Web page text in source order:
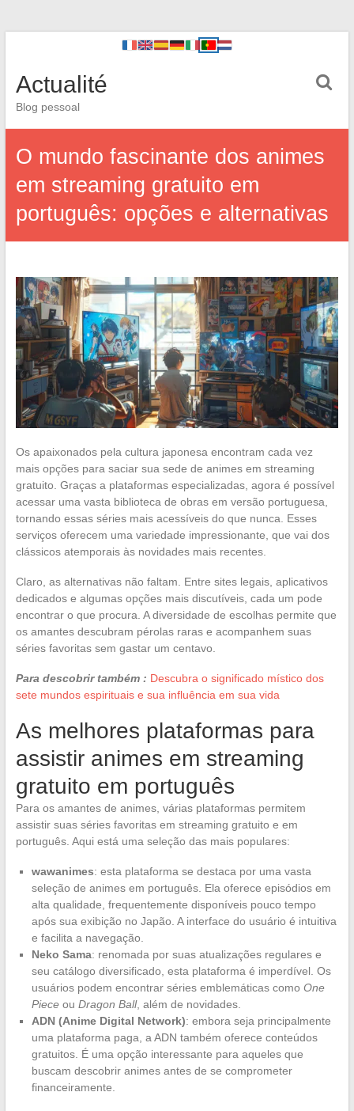
Actualité
Blog pessoal
O mundo fascinante dos animes
em streaming gratuito em
português: opções e alternativas
Os apaixonados pela cultura japonesa encontram cada vez
mais opções para saciar sua sede de animes em streaming
gratuito. Graças a plataformas especializadas, agora é possível
acessar uma vasta biblioteca de obras em versão portuguesa,
tornando essas séries mais acessíveis do que nunca. Esses
serviços oferecem uma variedade impressionante, que vai dos
clássicos atemporais às novidades mais recentes.
Claro, as alternativas não faltam. Entre sites legais, aplicativos
dedicados e algumas opções mais discutíveis, cada um pode
encontrar o que procura. A diversidade de escolhas permite que
os amantes descubram pérolas raras e acompanhem suas
séries favoritas sem gastar um centavo.
Para descobrir também : Descubra o significado místico dos
sete mundos espirituais e sua influência em sua vida
As melhores plataformas para
assistir animes em streaming
gratuito em português
Para os amantes de animes, várias plataformas permitem
assistir suas séries favoritas em streaming gratuito e em
português. Aqui está uma seleção das mais populares:
wawanimes: esta plataforma se destaca por uma vasta
seleção de animes em português. Ela oferece episódios em
alta qualidade, frequentemente disponíveis pouco tempo
após sua exibição no Japão. A interface do usuário é intuitiva
e facilita a navegação.
Neko Sama: renomada por suas atualizações regulares e
seu catálogo diversificado, esta plataforma é imperdível. Os
usuários podem encontrar séries emblemáticas como One
Pieceou Dragon Ball, além de novidades.
ADN (Anime Digital Network): embora seja principalmente
uma plataforma paga, a ADN também oferece conteúdos
gratuitos. É uma opção interessante para aqueles que
buscam descobrir animes antes de se comprometer
financeiramente.